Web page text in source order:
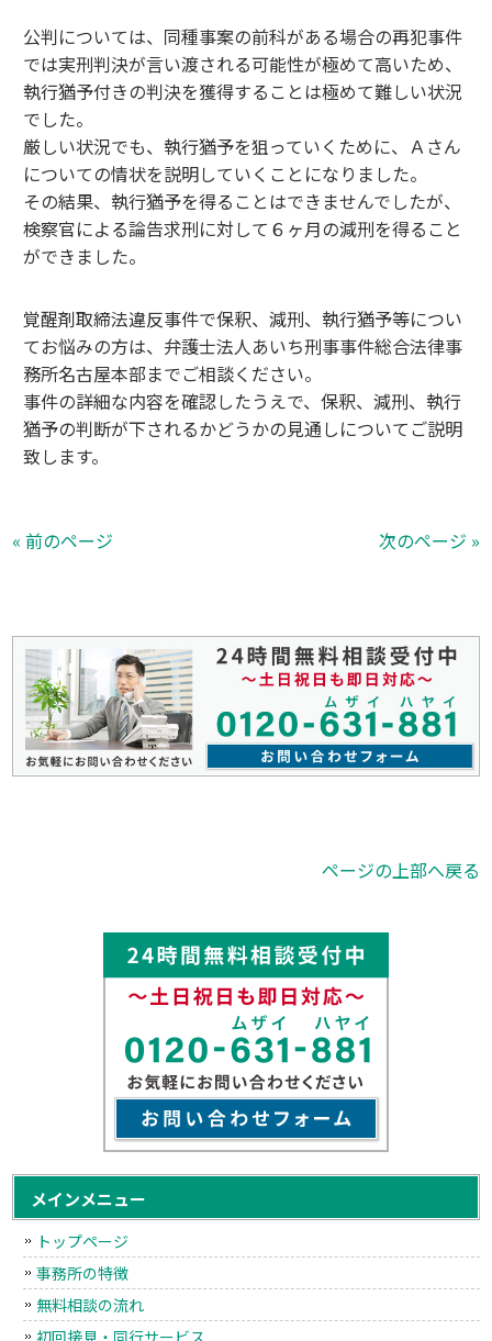
公判については、同種事案の前科がある場合の再犯事件
では実刑判決が言い渡される可能性が極めて高いため、
執行猶予付きの判決を獲得することは極めて難しい状況
でした。
厳しい状況でも、執行猶予を狙っていくために、Ａさん
についての情状を説明していくことになりました。
その結果、執行猶予を得ることはできませんでしたが、
検察官による論告求刑に対して６ヶ月の減刑を得ること
ができました。
覚醒剤取締法違反事件で保釈、減刑、執行猶予等につい
てお悩みの方は、弁護士法人あいち刑事事件総合法律事
務所名古屋本部までご相談ください。
事件の詳細な内容を確認したうえで、保釈、減刑、執行
猶予の判断が下されるかどうかの見通しについてご説明
致します。
« 前のページ 次のページ »
ページの上部へ戻る
メインメニュー
トップページ
事務所の特徴
無料相談の流れ
初回接見・同行サービス